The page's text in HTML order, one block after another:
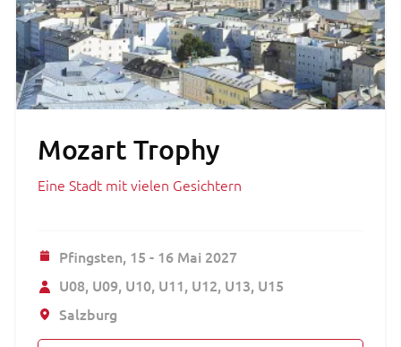
Mozart Trophy
Eine Stadt mit vielen Gesichtern
Pfingsten, 15 - 16 Mai 2027
U08 U09 U10 U11 U12 U13 U15
Salzburg